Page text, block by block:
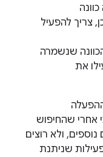
צריך להפעיל
שנשמרה
את
אחרי שהחיפוש
ולא רוצים
שניתנת